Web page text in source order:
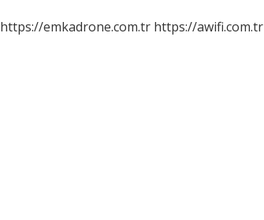
https://emkadrone.com.tr https://awifi.com.tr